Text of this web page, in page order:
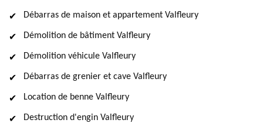
Débarras de maison et appartement Valfleury
Démolition de bâtiment Valfleury
Démolition véhicule Valfleury
Débarras de grenier et cave Valfleury
Location de benne Valfleury
Destruction d'engin Valfleury